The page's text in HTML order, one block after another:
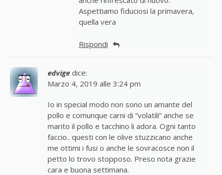
Aspettiamo fiduciosi la primavera,
quella vera
Rispondi
edvige dice:
Marzo 4, 2019 alle 3:24 pm
Io in special modo non sono un amante del
pollo e comunque carni di “volatili” anche se
marito il pollo e tacchino li adora. Ogni tanto
faccio.. questi con le olive stuzzicano anche
me ottimi i fusi o anche le sovracosce non il
petto lo trovo stopposo. Preso nota grazie
cara e buona settimana.